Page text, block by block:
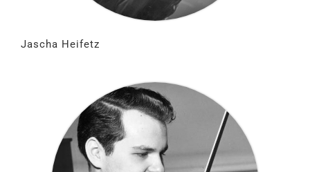
Jascha Heifetz